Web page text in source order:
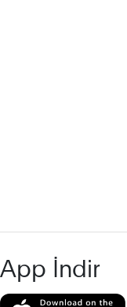
App İndir